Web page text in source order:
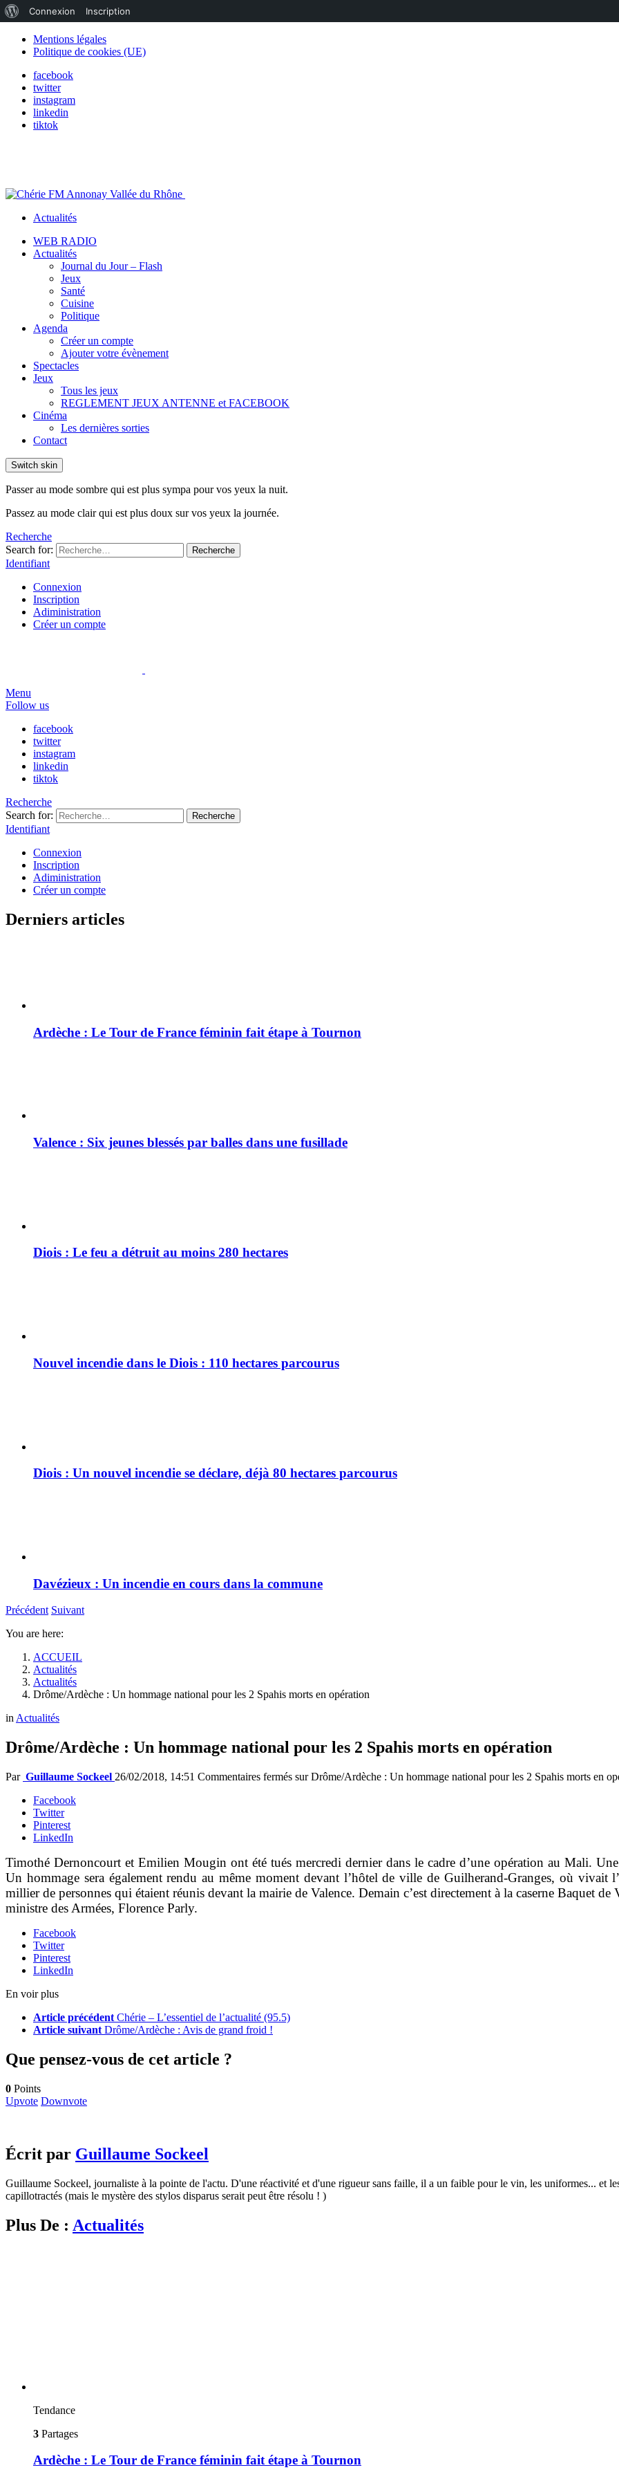
Mentions légales
Politique de cookies (UE)
facebook
twitter
instagram
linkedin
tiktok
Actualités
WEB RADIO
Actualités
Journal du Jour – Flash
Jeux
Santé
Cuisine
Politique
Agenda
Créer un compte
Ajouter votre évènement
Spectacles
Jeux
Tous les jeux
REGLEMENT JEUX ANTENNE et FACEBOOK
Cinéma
Les dernières sorties
Contact
Switch skin
Passer au mode sombre qui est plus sympa pour vos yeux la nuit.
Passez au mode clair qui est plus doux sur vos yeux la journée.
Recherche
Search for:
Recherche
Identifiant
Connexion
Inscription
Adiministration
Créer un compte
Menu
Follow us
facebook
twitter
instagram
linkedin
tiktok
Recherche
Search for:
Recherche
Identifiant
Connexion
Inscription
Adiministration
Créer un compte
Derniers articles
Ardèche : Le Tour de France féminin fait étape à Tournon
Valence : Six jeunes blessés par balles dans une fusillade
Diois : Le feu a détruit au moins 280 hectares
Nouvel incendie dans le Diois : 110 hectares parcourus
Diois : Un nouvel incendie se déclare, déjà 80 hectares parcourus
Davézieux : Un incendie en cours dans la commune
Précédent Suivant
You are here:
ACCUEIL
Actualités
Actualités
Drôme/Ardèche : Un hommage national pour les 2 Spahis morts en opération
inActualités
Drôme/Ardèche : Un hommage national pour les 2 Spahis morts en opération
Par Guillaume Sockeel 26/02/2018, 14:51 Commentaires fermés sur Drôme/Ardèche : Un hommage national pour les 2 Spahis morts en
Facebook
Twitter
Pinterest
LinkedIn
Timothé Dernoncourt et Emilien Mougin ont été tués mercredi dernier dans le cadre d’une opération au Mali.
Un hommage sera également rendu au même moment devant l’hôtel de ville de Guilherand-Granges, où vivait
millier de personnes qui étaient réunis devant la mairie de Valence. Demain c’est directement à la caserne Baquet de
ministre des Armées, Florence Parly.
Facebook
Twitter
Pinterest
LinkedIn
En voir plus
Article précédent Chérie – L’essentiel de l’actualité (95.5)
Article suivant Drôme/Ardèche : Avis de grand froid !
Que pensez-vous de cet article ?
0 Points
Upvote Downvote
Écrit par Guillaume Sockeel
Guillaume Sockeel, journaliste à la pointe de l'actu. D'une réactivité et d'une rigueur sans faille, il a un faible pour le vin, les uniformes... et
capillotractés (mais le mystère des stylos disparus serait peut être résolu ! )
Plus De : Actualités
Tendance
3 Partages
Ardèche : Le Tour de France féminin fait étape à Tournon
de
WordPress
Connexion Inscription